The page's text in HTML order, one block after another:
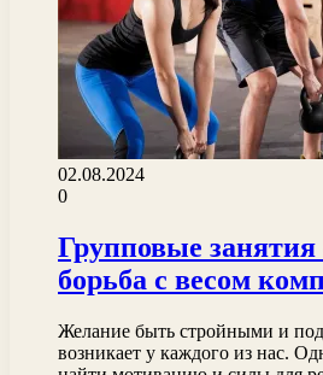
02.08.2024
0
Групповые
борьба с весом
Желание быть стройными и
возникает у каждого из нас.